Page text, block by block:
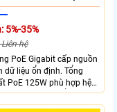
5%-35%
hệ
PoE Gigabit cấp nguồn
dữ liệu ổn định. Tổng
PoE 125W phù hợp hệ
IP vừa. 2 cổng RJ45
2 cổng quang SFP mở